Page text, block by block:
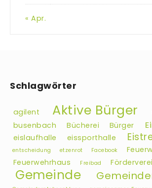
« Apr.
Schlagwörter
agilent Aktive Bürger
busenbach Bücherei Bürger
eislaufhalle eissporthalle
entscheidung etzenrot Facebook
Feuerwehrhaus
Freibad
Gemeinde